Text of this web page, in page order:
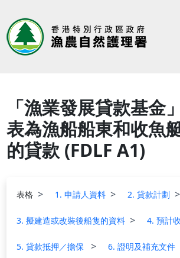
「漁業發展貸款基金
表為漁船船東和收魚
的貸款 (FDLF A1)
表格 1. 申請人資料 2. 貸款計劃
3. 擬建造或改裝後船隻的資料 4. 預計
5. 貸款抵押／擔保 6. 證明及補充文件